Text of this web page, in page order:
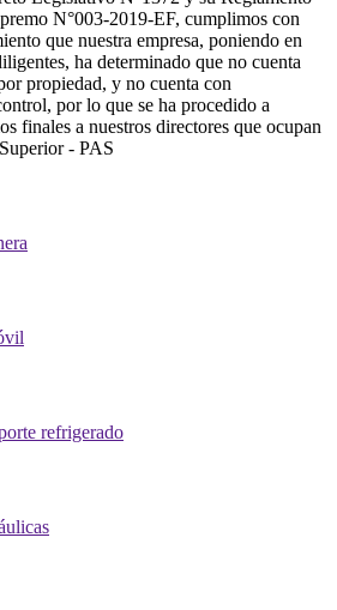
N°003-2019-EF, cumplimos con
que nuestra empresa, poniendo en
ha determinado que no cuenta
propiedad, y no cuenta con
por lo que se ha procedido a
finales a nuestros directores que ocupan
- PAS
refrigerado